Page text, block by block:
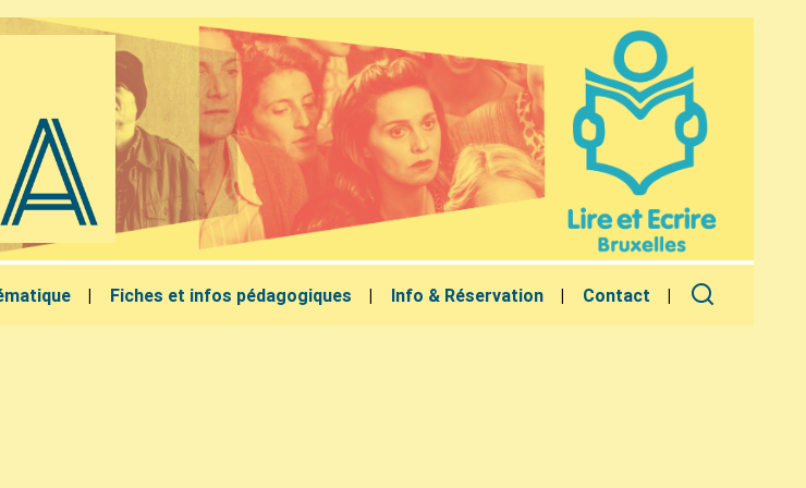
Fiches et infos pédagogiques Info & Réservation Contact